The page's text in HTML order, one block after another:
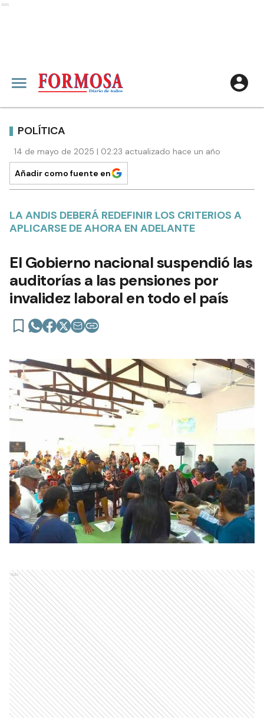
Ads
POLÍTICA
14 de mayo de 2025 | 02:23 actualizado hace un año
Añadir como fuente en
LA ANDIS DEBERÁ REDEFINIR LOS CRITERIOS A
APLICARSE DE AHORA EN ADELANTE
El Gobierno nacional suspendió las
auditorías a las pensiones por
invalidez laboral en todo el país
Ads